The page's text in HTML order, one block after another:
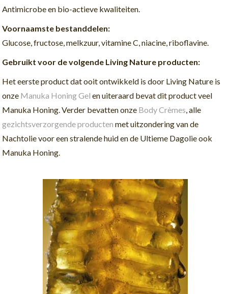
Antimicrobe en bio-actieve kwaliteiten.
Voornaamste bestanddelen:
Glucose, fructose, melkzuur, vitamine C, niacine, riboflavine.
Gebruikt voor de volgende Living Nature producten:
Het eerste product dat ooit ontwikkeld is door Living Nature is
onze Manuka Honing Gel en uiteraard bevat dit product veel
Manuka Honing. Verder bevatten onze Body Crèmes, alle
gezichtsverzorgende producten met uitzondering van de
Nachtolie voor een stralende huid en de Ultieme Dagolie ook
Manuka Honing.